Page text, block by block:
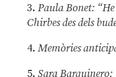
3. Paula Bonet:
Chirbes des dels
4. Memòries
5. Sara Barquinero: